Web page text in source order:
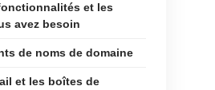
et les
avez besoin
de noms de domaine
et les boîtes de